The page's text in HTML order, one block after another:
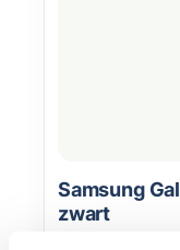
Samsung
zwart